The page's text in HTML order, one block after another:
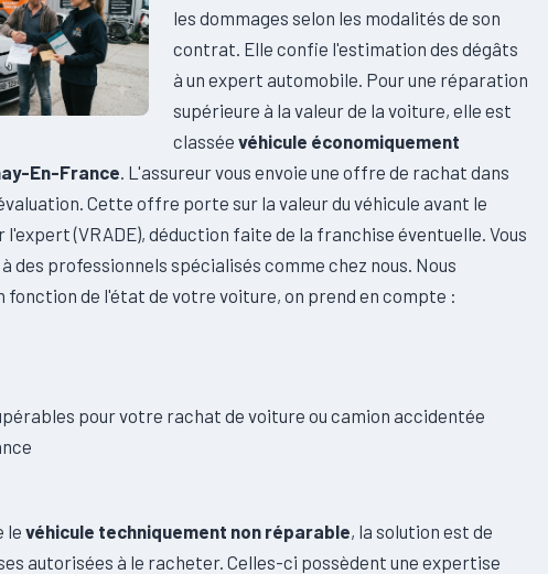
les dommages selon les modalités de son
contrat. Elle confie l'estimation des dégâts
à un expert automobile. Pour une réparation
supérieure à la valeur de la voiture, elle est
classée véhicule économiquement
En-France . L'assureur vous envoie une offre de rachat dans
Cette offre porte sur la valeur du véhicule avant le
(VRADE), déduction faite de la franchise éventuelle. Vous
des professionnels spécialisés comme chez nous. Nous
fonction de l'état de votre voiture, on prend en compte :
pour votre rachat de voiture ou camion accidentée
levéhicule techniquement non réparable, la solution est de
autorisées à le racheter. Celles-ci possèdent une expertise